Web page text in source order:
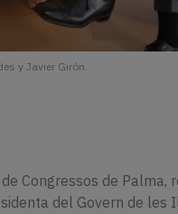
y Javier Girón.
Congressos de Palma,
del Govern de les